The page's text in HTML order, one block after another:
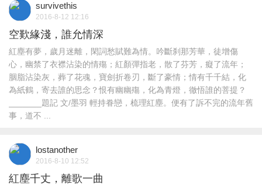
survivethis
2016-8-12 12:16
空歎緣淺，誰允情深
紅塵有夢，歲月迷離，閑詞愁賦難為情。吟斷刹那芳華，徒增傷
心，幽禁了衣襟沾染的情殤；紅顏彈指老，散了芬芳，癡了流年；
胭脂沾染灰，葬了花魂，寶劍折卷刃，斷了豪情；情有千千結，化
為紙鶴，寄去誰的思念？恨有幽幽殤，化為青燈，徹悟誰的菩提？
_______題記 文/墨羽 輕持眷戀，梳理紅塵。便有了訴不完的流年舊
事，道不 ...
lostanother
2016-8-10 12:52
紅塵千丈，離歌一曲